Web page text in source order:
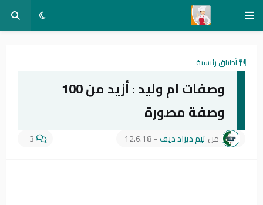
أطباق رئيسية
وصفات ام وليد : أزيد من 100
وصفة مصورة
من تيم ديزاد ديف-
12.6.18
3